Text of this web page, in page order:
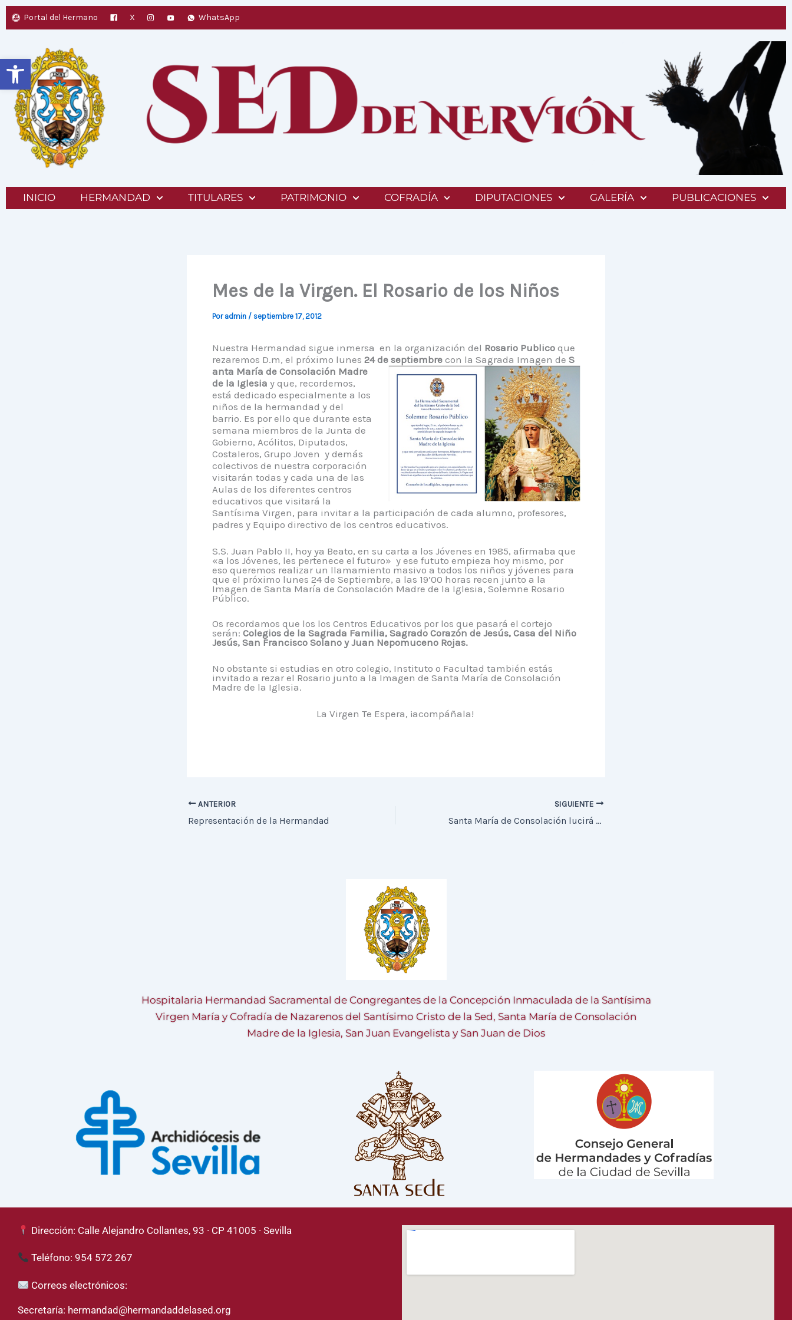
Abrir barra de herramientas
Portal del Hermano X WhatsApp
INICIO HERMANDAD TITULARES PATRIMONIO COFRADÍA DIPUTACIONES GALERÍA PUBLICACIONES
Mes de la Virgen. El Rosario de los Niños
Por admin / septiembre 17, 2012
Nuestra Hermandad sigue inmersa en la organización del Rosario Publicoque
rezaremos D.m, el próximo lunes 24 de septiembrecon la Sagrada Imagen de S
anta María de Consolación Madre
de la Iglesia y que, recordemos,
está dedicado especialmente a los
niños de la hermandad y del
barrio. Es por ello que durante esta
semana miembros de la Junta de
Gobierno, Acólitos, Diputados,
Costaleros, Grupo Joven y demás
colectivos de nuestra corporación
visitarán todas y cada una de las
Aulas de los diferentes centros
educativos que visitará la
Santísima Virgen, para invitar a la participación de cada alumno, profesores,
padres y Equipo directivo de los centros educativos.
S.S. Juan Pablo II, hoy ya Beato, en su carta a los Jóvenes en 1985, afirmaba que
«a los Jóvenes, les pertenece el futuro» y ese fututo empieza hoy mismo, por
eso queremos realizar un llamamiento masivo a todos los niños y jóvenes para
que el próximo lunes 24 de Septiembre, a las 19’00 horas recen junto a la
Imagen de Santa María de Consolación Madre de la Iglesia, Solemne Rosario
Público.
Os recordamos que los los Centros Educativos por los que pasará el cortejo
serán: Colegios de la Sagrada Familia, Sagrado Corazón de Jesús, Casa del Niño
Jesús, San Francisco Solano y Juan Nepomuceno Rojas.
No obstante si estudias en otro colegio, Instituto o Facultad también estás
invitado a rezar el Rosario junto a la Imagen de Santa María de Consolación
Madre de la Iglesia.
La Virgen Te Espera, ¡acompáñala!
ANTERIOR
Representación de la Hermandad
SIGUIENTE
Santa María de Consolación lucirá el nuevo Manto en el Rosario Publico
Hospitalaria Hermandad Sacramental de Congregantes de la Concepción Inmaculada de la Santísima
Virgen María y Cofradía de Nazarenos del Santísimo Cristo de la Sed, Santa María de Consolación
Madre de la Iglesia, San Juan Evangelista y San Juan de Dios
Dirección: Calle Alejandro Collantes, 93 · CP 41005 · Sevilla
Teléfono: 954 572 267
Correos electrónicos:
Secretaría: hermandad@hermandaddelased.org